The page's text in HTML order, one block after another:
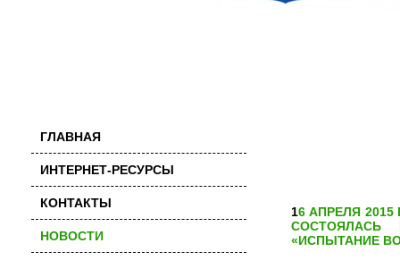
ГЛАВНАЯ
ИНТЕРНЕТ-РЕСУРСЫ
КОНТАКТЫ
НОВОСТИ
16 АПРЕЛЯ 2015 ГОДА В КИРОВСКОЙ ГОРОДСКОЙ БИБЛИОТЕКЕ № 4 ИМ. М.Г. ИСАКОВОЙ
СОСТОЯЛАСЬ
«ИСПЫТАНИЕ